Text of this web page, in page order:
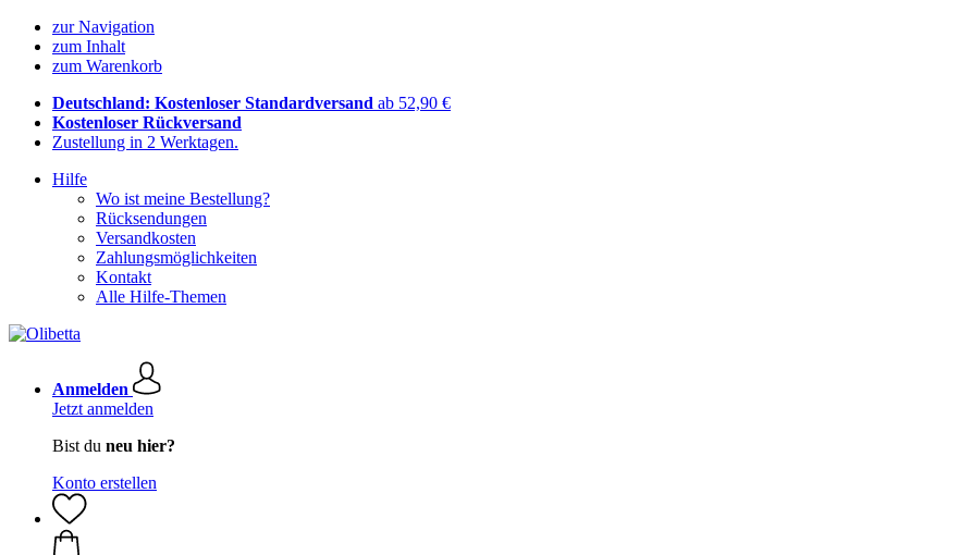
zur Navigation
zum Inhalt
zum Warenkorb
Deutschland: Kostenloser Standardversand ab 52,90 €
Kostenloser Rückversand
Zustellung in 2 Werktagen.
Hilfe
Wo ist meine Bestellung?
Rücksendungen
Versandkosten
Zahlungsmöglichkeiten
Kontakt
Alle Hilfe-Themen
Anmelden
Jetzt anmelden
Bist du neu hier?
Konto erstellen